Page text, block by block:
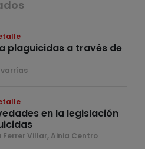
plaguicidas a través de
en la legislación
Ferrer Villar, Ainia Centro